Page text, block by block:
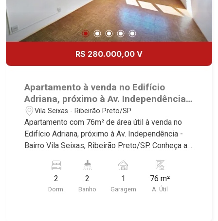
R$ 280.000,00 V
Apartamento à venda no Edifício
Adriana, próximo à Av. Independência -
Ribeirão Preto/SP.
Vila Seixas - Ribeirão Preto/SP
Apartamento com 76m² de área útil à venda no
Edifício Adriana, próximo à Av. Independência -
Bairro Vila Seixas, Ribeirão Preto/SP. Conheça as
Imobiliária selecionou para você: - 76m² de área
útil - 2 dormtiórios com armários - Banheiro
social - Sala 2 ambientes - Cozinha - Área de
2
Dorm.
2
Banho
1
Garagem
76 m²
A. Útil